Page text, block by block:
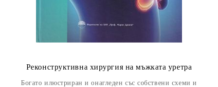
Реконструктивна хирургия на мъжката уретра
Богато илюстриран и онагледен със собствени схеми и